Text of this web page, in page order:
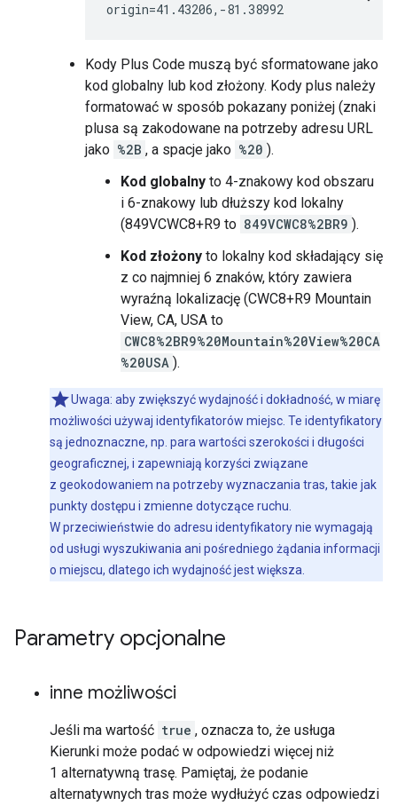
Kody Plus Code muszą być sformatowane jako
kod globalny lub kod złożony. Kody plus należy
formatować w sposób pokazany poniżej (znaki
plusa są zakodowane na potrzeby adresu URL
jako %2B , a spacje jako %20 ).
Kod globalny to 4-znakowy kod obszaru
i 6-znakowy lub dłuższy kod lokalny
(849VCWC8+R9 to 849VCWC8%2BR9 ).
Kod złożony to lokalny kod składający się
z co najmniej 6 znaków, który zawiera
wyraźną lokalizację (CWC8+R9 Mountain
View, CA, USA to
CWC8%2BR9%20Mountain%20View%20CA
%20USA ).
Uwaga: aby zwiększyć wydajność i dokładność, w miarę
możliwości używaj identyfikatorów miejsc. Te identyfikatory
są jednoznaczne, np. para wartości szerokości i długości
geograficznej, i zapewniają korzyści związane
z geokodowaniem na potrzeby wyznaczania tras, takie jak
punkty dostępu i zmienne dotyczące ruchu.
W przeciwieństwie do adresu identyfikatory nie wymagają
od usługi wyszukiwania ani pośredniego żądania informacji
o miejscu, dlatego ich wydajność jest większa.
Parametry opcjonalne
inne możliwości
Jeśli ma wartość true , oznacza to, że usługa
Kierunki może podać w odpowiedzi więcej niż
1 alternatywną trasę. Pamiętaj, że podanie
alternatywnych tras może wydłużyć czas odpowiedzi